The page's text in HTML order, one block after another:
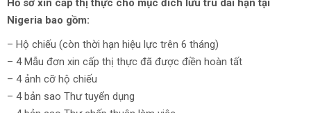
Hồ sơ xin cấp thị thực cho mục đích lưu trú dài hạn tại
Nigeria bao gồm:
– Hộ chiếu (còn thời hạn hiệu lực trên 6 tháng)
– 4 Mẫu đơn xin cấp thị thực đã được điền hoàn tất
– 4 ảnh cỡ hộ chiếu
– 4 bản sao Thư tuyển dụng